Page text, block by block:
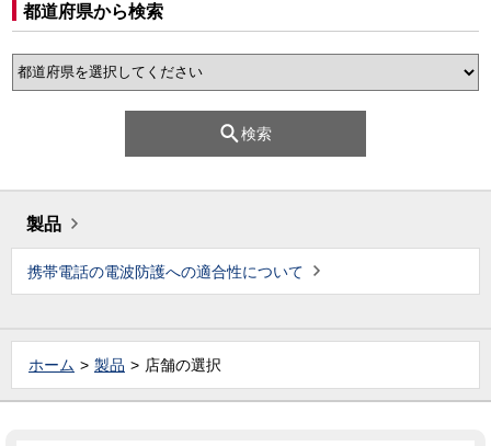
都道府県から検索
検索
製品
携帯電話の電波防護への適合性について
ホーム 製品 店舗の選択